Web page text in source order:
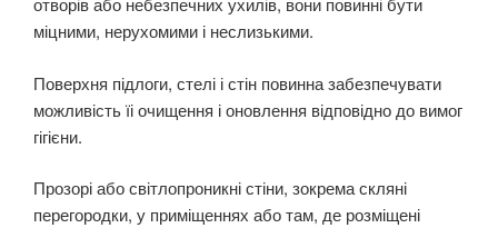
міцними, нерухомими і неслизькими.
Поверхня підлоги, стелі і стін повинна забезпечувати
можливість їі очищення і оновлення від­повідно до вимог
гігієни.
Прозорі або світлопроникні стіни, зокрема скляні
перегородки, у приміщеннях або там, де розміщені